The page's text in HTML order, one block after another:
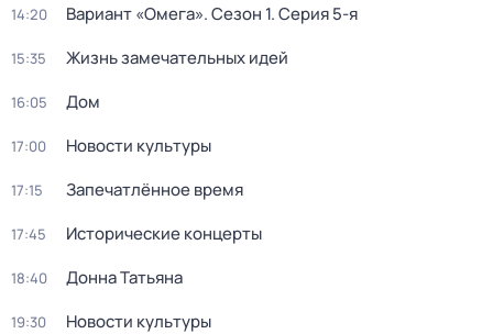
14:20 Вариант «Омега». Сезон 1. Серия 5-я
15:35 Жизнь замечательных идей
16:05 Дом
17:00 Новости культуры
17:15 Запечатлённое время
17:45 Исторические концерты
18:40 Донна Татьяна
19:30 Новости культуры